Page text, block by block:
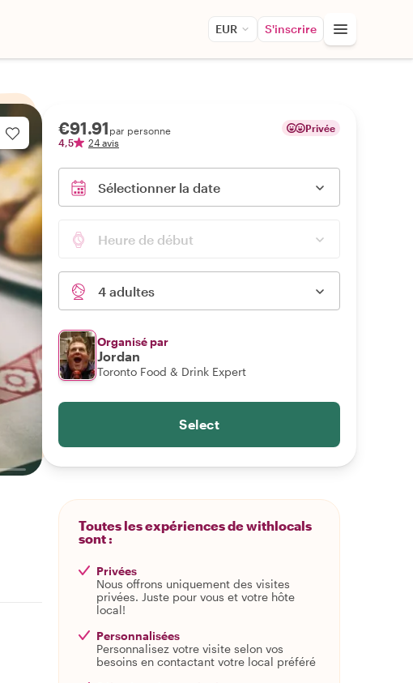
EUR S'inscrire
€91.91 par personne
4,5
24 avis
Privée
Sélectionner la date
Heure de début
4 adultes
Organisé par
Jordan
Toronto Food & Drink Expert
Select
Toutes les expériences de withlocals
sont :
Privées
Nous offrons uniquement des visites
privées. Juste pour vous et votre hôte
local!
Personnalisées
Personnalisez votre visite selon vos
besoins en contactant votre local préféré